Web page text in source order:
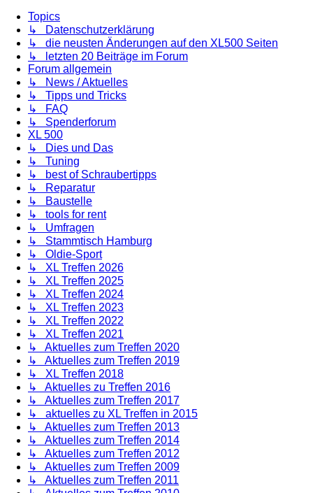
Topics
↳ Datenschutzerklärung
↳ die neusten Änderungen auf den XL500 Seiten
↳ letzten 20 Beiträge im Forum
Forum allgemein
↳ News / Aktuelles
↳ Tipps und Tricks
↳ FAQ
↳ Spenderforum
XL 500
↳ Dies und Das
↳ Tuning
↳ best of Schraubertipps
↳ Reparatur
↳ Baustelle
↳ tools for rent
↳ Umfragen
↳ Stammtisch Hamburg
↳ Oldie-Sport
↳ XL Treffen 2026
↳ XL Treffen 2025
↳ XL Treffen 2024
↳ XL Treffen 2023
↳ XL Treffen 2022
↳ XL Treffen 2021
↳ Aktuelles zum Treffen 2020
↳ Aktuelles zum Treffen 2019
↳ XL Treffen 2018
↳ Aktuelles zu Treffen 2016
↳ Aktuelles zum Treffen 2017
↳ aktuelles zu XL Treffen in 2015
↳ Aktuelles zum Treffen 2013
↳ Aktuelles zum Treffen 2014
↳ Aktuelles zum Treffen 2012
↳ Aktuelles zum Treffen 2009
↳ Aktuelles zum Treffen 2011